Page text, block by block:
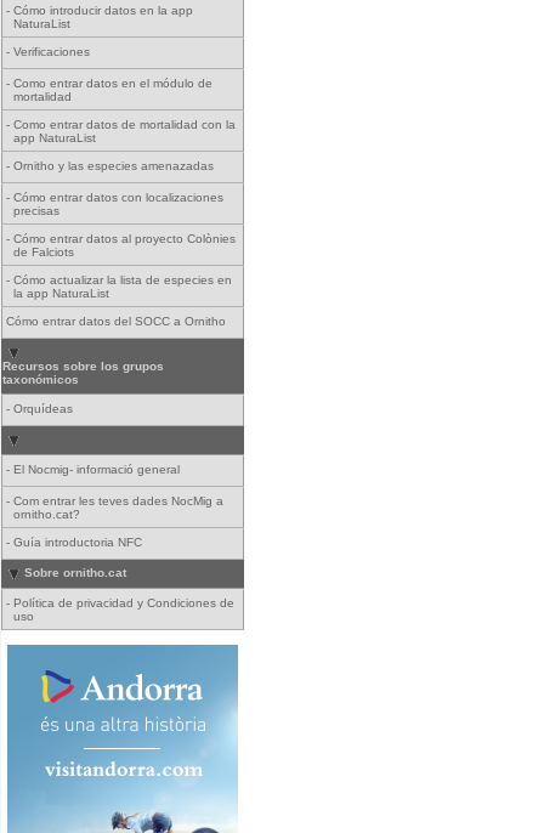
- Cómo introducir datos en la app
NaturaList
- Verificaciones
- Como entrar datos en el módulo de
mortalidad
- Como entrar datos de mortalidad con la
app NaturaList
- Ornitho y las especies amenazadas
- Cómo entrar datos con localizaciones
precisas
- Cómo entrar datos al proyecto Colònies
de Falciots
- Cómo actualizar la lista de especies en
la app NaturaList
Cómo entrar datos del SOCC a Ornitho
Recursos sobre los grupos
taxonómicos
- Orquídeas
- El Nocmig- informació general
- Com entrar les teves dades NocMig a
ornitho.cat?
- Guía introductoria NFC
Sobre ornitho.cat
- Política de privacidad y Condiciones de
uso